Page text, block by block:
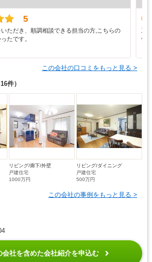
5
ただき、順調相談できる担当の方,こちらの
たです。
工
件
この会社の口コミをもっと見る >
16件）
リビング/廊下/外壁
戸建住宅
1000万円
リビング/ダイニング
戸建住宅
500万円
この会社の事例をもっと見る >
会社を含めた会社紹介を申込む